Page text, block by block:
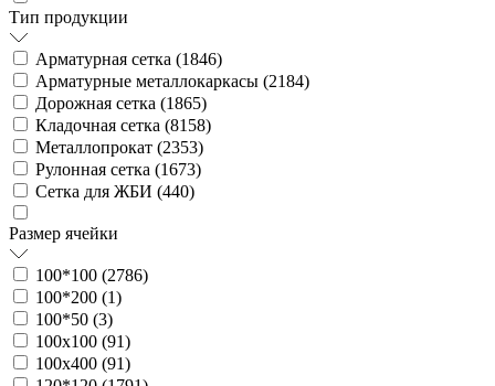
Тип продукции
Арматурная сетка (1846)
Арматурные металлокаркасы (2184)
Дорожная сетка (1865)
Кладочная сетка (8158)
Металлопрокат (2353)
Рулонная сетка (1673)
Сетка для ЖБИ (440)
Размер ячейки
100*100 (2786)
100*200 (1)
100*50 (3)
100х100 (91)
100х400 (91)